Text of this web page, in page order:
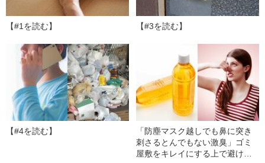
【#1を読む】 【#3を読む】
【#4を読む】
「防塵マスク越しでも鼻に突き
刺さるとんでもない激臭」ゴミ
屋敷をキレイにする上で避けら